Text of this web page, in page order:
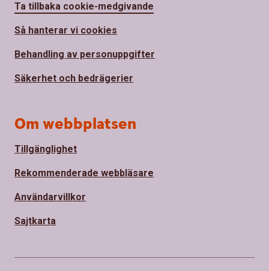
Ta tillbaka cookie-medgivande
Så hanterar vi cookies
Behandling av personuppgifter
Säkerhet och bedrägerier
Om webbplatsen
Tillgänglighet
Rekommenderade webbläsare
Användarvillkor
Sajtkarta